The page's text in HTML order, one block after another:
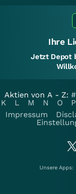
Ihre
Jetzt Depot
Aktien von A - Z: #
K
L M N O P
Impressum
Unsere Apps: